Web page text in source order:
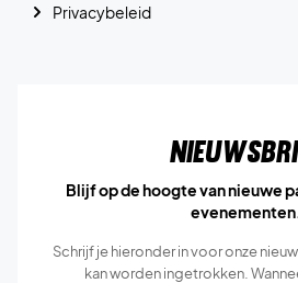
Privacybeleid
Blijf op de hoogte van nieuwe
Schrijf je hieronder in voor onze
kan worden ingetrokken.